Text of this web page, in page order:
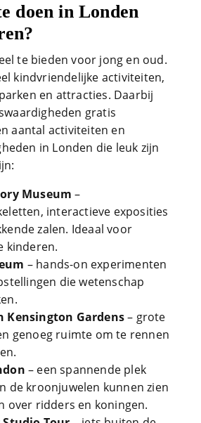
doen in Londen
te bieden voor jong en oud.
kindvriendelijke activiteiten,
en attracties. Daarbij
gratis
aantal activiteiten en
in Londen die leuk zijn
Museum –
interactieve exposities
zalen. Ideaal voor
kinderen.
– hands-on experimenten
die wetenschap
Kensington Gardens– grote
genoeg ruimte om te rennen
– een spannende plek
de kroonjuwelen kunnen zien
over ridders en koningen.